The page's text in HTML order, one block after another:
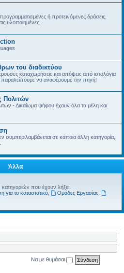
ή προτεινόμενες δράσεις,
υλοποιημένες.
του διαδικτύου
καταχωρήσεις και απόψεις από ιστολόγια
παραλείπουμε να αναφέρουμε την πηγή!
Πολιτών
- Δικαίωμα ψήφου έχουν όλα τα μέλη και
συμπεριλαμβάνεται σε κάποια άλλη κατηγορία,
Άλλα
που έχουν λήξει.
για το καταστατικό, Ομάδες Εργασίας,
Να με θυμάσαι